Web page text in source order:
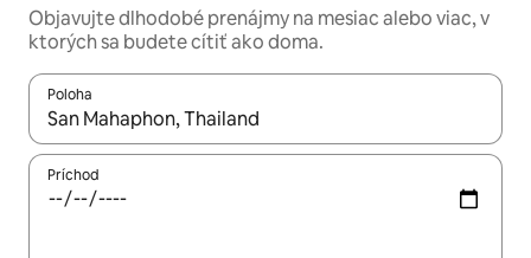
Objavujte dlhodobé prenájmy na mesiac alebo viac, v
ktorých sa budete cítiť ako doma.
Poloha
Keď budú výsledky k dispozícii, môžete si ich prechádzať
Príchod